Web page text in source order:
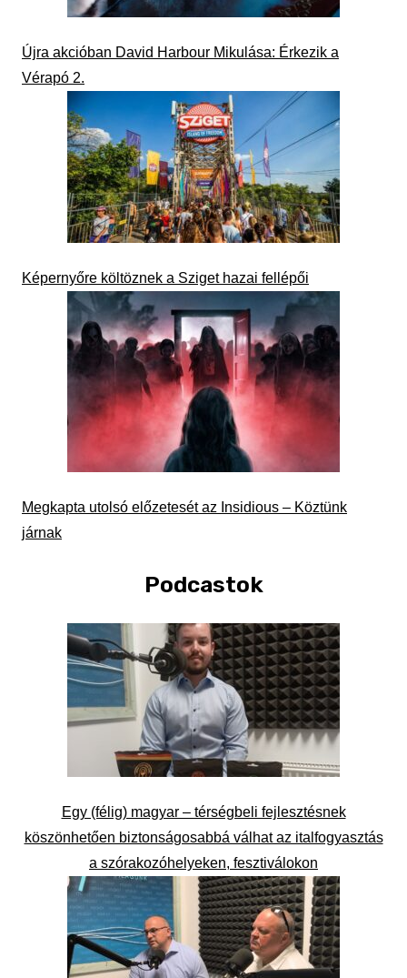
Újra akcióban David Harbour Mikulása: Érkezik a
Vérapó 2.
Képernyőre költöznek a Sziget hazai fellépői
Megkapta utolsó előzetesét az Insidious – Köztünk
járnak
Podcastok
Egy (félig) magyar – térségbeli fejlesztésnek
köszönhetően biztonságosabbá válhat az italfogyasztás
a szórakozóhelyeken, fesztiválokon